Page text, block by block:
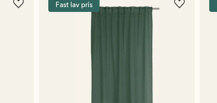
Fast lav pris